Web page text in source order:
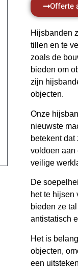
Offerte
Hijsbanden
tillen en te
zoals de
bieden om
zijn
objecten.
Onze
nieuwste
betekent
voldoen aan
veilige
De
het te hijsen
bieden ze
antistatisch
Het is
objecten,
een